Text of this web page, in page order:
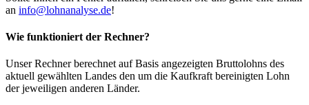
an info@lohnanalyse.de!
Wie funktioniert der Rechner?
Unser Rechner berechnet auf Basis angezeigten Bruttolohns des
aktuell gewählten Landes den um die Kaufkraft bereinigten Lohn
der jeweiligen anderen Länder.